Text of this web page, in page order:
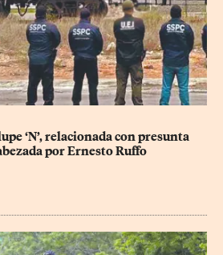
‘N’, relacionada con presunta
por Ernesto Ruffo